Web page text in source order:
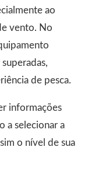
ao
vento. No
de pesca.
informações
a selecionar a
o nível de sua